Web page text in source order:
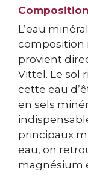
L’eau
composition
provient
Vittel. Le sol
cette eau
en sels
principaux
eau, on
magnésium